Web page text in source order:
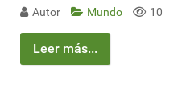
Autor Mundo 10
Leer más...